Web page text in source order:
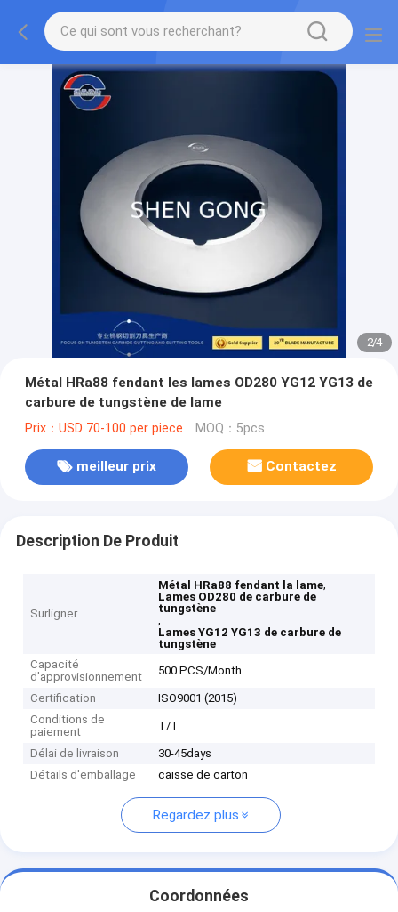
2/4
Métal HRa88 fendant les lames OD280 YG12 YG13 de
carbure de tungstène de lame
Prix：USD 70-100 per piece MOQ：5pcs
meilleur prix Contactez
Description De Produit
Surligner
Métal HRa88 fendant la lame,
Lames OD280 de carbure de
tungstène
,
Lames YG12 YG13 de carbure de
tungstène
Capacité
d'approvisionnement
500 PCS/Month
Certification
ISO9001 (2015)
Conditions de
paiement
T/T
Délai de livraison
30-45days
Détails d'emballage
caisse de carton
Regardez plus
Coordonnées